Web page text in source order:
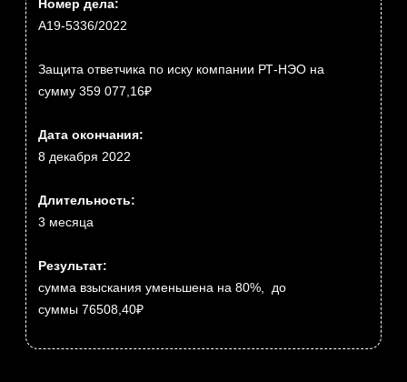
компания, не имевшая ни счетов ни иного имущества. В
результате проверенных мероприятий задолженность
такой фирмы-однодневки была взыскана с органов
управления этой компании.
КОРОТКО О ВАЖНОМ
актуальное из моего канала в telegram